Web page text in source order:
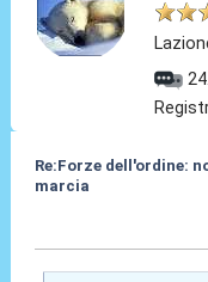
Re:Forze dell'ordine:
marcia